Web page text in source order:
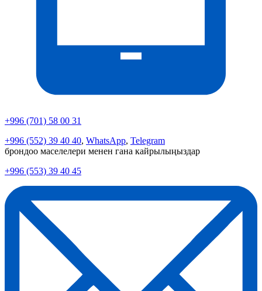
+996 (701) 58 00 31
+996 (552) 39 40 40, WhatsApp, Telegram
брондоо маселелери менен гана кайрылыңыздар
+996 (553) 39 40 45